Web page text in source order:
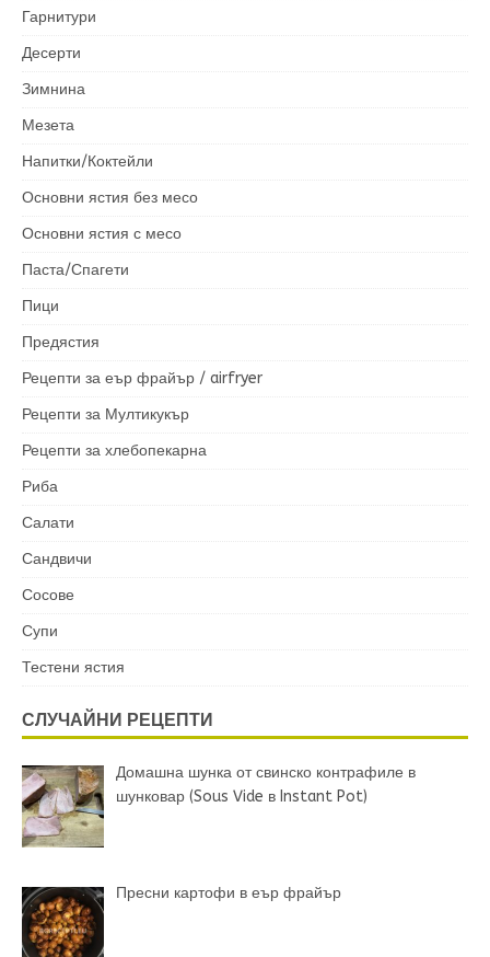
Гарнитури
Десерти
Зимнина
Мезета
Напитки/Коктейли
Основни ястия без месо
Основни ястия с месо
Паста/Спагети
Пици
Предястия
Рецепти за еър фрайър / airfryer
Рецепти за Мултикукър
Рецепти за хлебопекарна
Риба
Салати
Сандвичи
Сосове
Супи
Тестени ястия
СЛУЧАЙНИ РЕЦЕПТИ
Домашна шунка от свинско контрафиле в
шунковар (Sous Vide в Instant Pot)
Пресни картофи в еър фрайър